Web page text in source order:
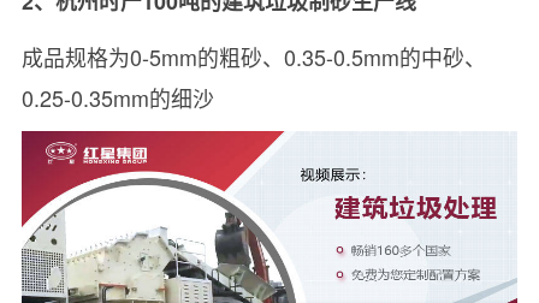
成品规格为0-5mm的粗砂、0.35-0.5mm的中砂、
0.25-0.35mm的细沙